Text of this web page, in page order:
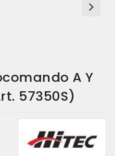
A Y
57350S)